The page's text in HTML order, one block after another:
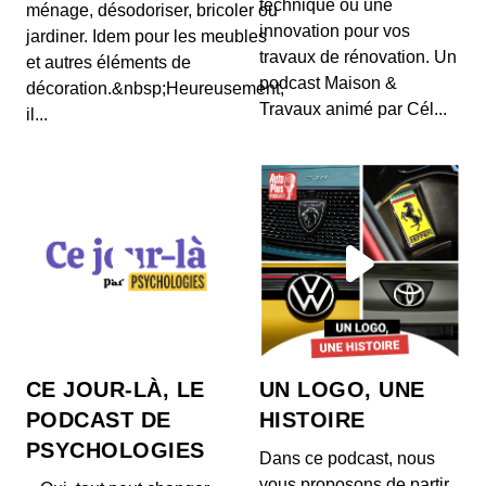
Outreau, un nom qui, à tout jamais, résonne
comme celui d’un procès retentissant, lame de
fond qu...
Steve Hackett, la genèse de Genesis
de voûte du prog-rock et, plus largement, de...
Kevin De Porre, la crème Catalane
00:19:42 - IL Y A 3 ANS
C'est à l’école hôtelière Ferrandi que Kevin De
Porre et Erwan Ledru se lient d’amitié,
frappez, Guy Georges ?! »
00:23:00 - IL Y A 3 ANS
duré sept ans, confondu par son ADN, Guy
ménage, désodoriser, bricoler ou
jardiner. Idem pour les meubles
et autres éléments de
décoration.&nbsp;Heureusement,
il...
technique ou une
innovation pour vos
travaux de rénovation. Un
podcast Maison &
Travaux animé par Cél...
CE JOUR-LÀ, LE
PODCAST DE
PSYCHOLOGIES
UN LOGO, UNE
HISTOIRE
Dans ce podcast, nous